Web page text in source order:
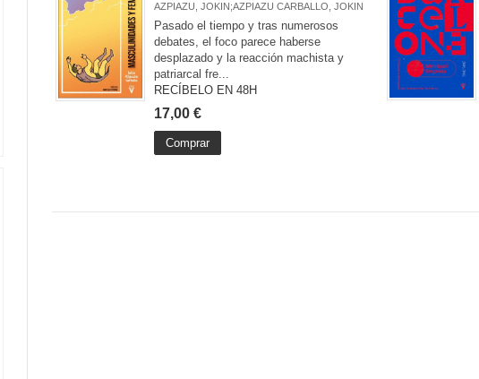
AZPIAZU, JOKIN;AZPIAZU CARBALLO, JOKIN
Pasado el tiempo y tras numerosos
debates, el foco parece haberse
desplazado y la reacción machista y
patriarcal fre...
RECÍBELO EN 48H
17,00 €
Comprar